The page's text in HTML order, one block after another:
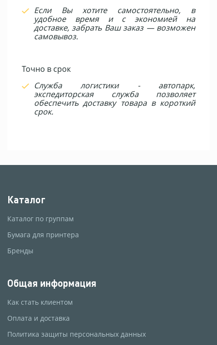
Если Вы хотите самостоятельно, в
удобное время и с экономией на
доставке, забрать Ваш заказ — возможен
самовывоз.
Точно в срок
Служба логистики - автопарк,
экспедиторская служба позволяет
обеспечить доставку товара в короткий
срок.
Каталог
Каталог по группам
Бумага для принтера
Бренды
Общая информация
Как стать клиентом
Оплата и доставка
Политика защиты персональных данных